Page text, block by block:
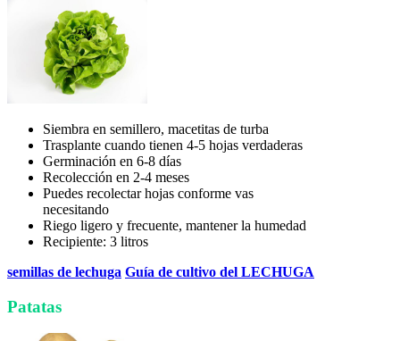
Siembra en semillero, macetitas de turba
Trasplante cuando tienen 4-5 hojas verdaderas
Germinación en 6-8 días
Recolección en 2-4 meses
Puedes recolectar hojas conforme vas
necesitando
Riego ligero y frecuente, mantener la humedad
Recipiente: 3 litros
semillas de lechuga Guía de cultivo del LECHUGA
Patatas